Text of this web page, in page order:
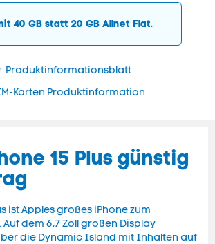
40 GB statt 20 GB Allnet Flat.
Produktinformationsblatt
Karten Produktinformation
15 Plus günstig
ist Apples großes iPhone zum
dem 6,7 Zoll großen Display
die Dynamic Island mit Inhalten auf